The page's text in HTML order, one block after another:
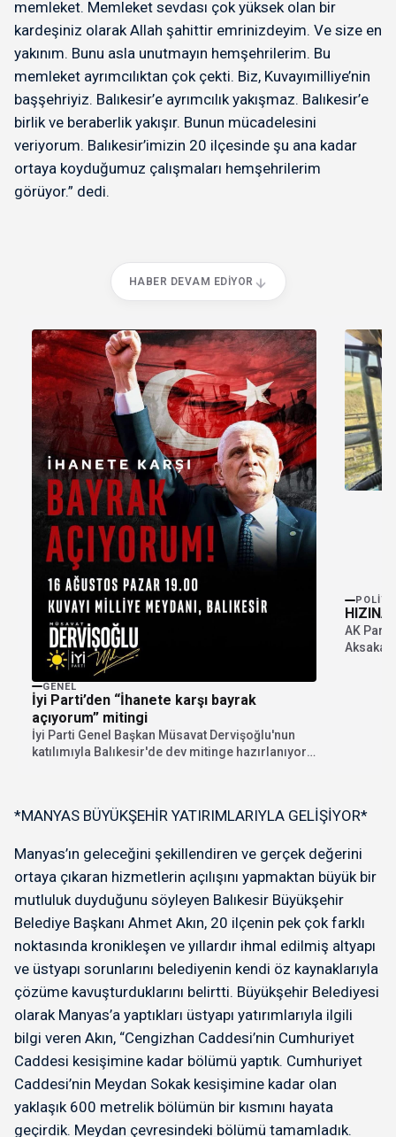
memleket. Memleket sevdası çok yüksek olan bir
kardeşiniz olarak Allah şahittir emrinizdeyim. Ve size en
yakınım. Bunu asla unutmayın hemşehrilerim. Bu
memleket ayrımcılıktan çok çekti. Biz, Kuvayımilliye’nin
başşehriyiz. Balıkesir’e ayrımcılık yakışmaz. Balıkesir’e
birlik ve beraberlik yakışır. Bunun mücadelesini
veriyorum. Balıkesir’imizin 20 ilçesinde şu ana kadar
ortaya koyduğumuz çalışmaları hemşehrilerim
görüyor.” dedi.
HABER DEVAM EDIYOR
GENEL
İyi Parti’den “İhanete karşı bayrak
açıyorum” mitingi
İyi Parti Genel Başkan Müsavat Dervişoğlu'nun
katılımıyla Balıkesir'de dev mitinge hazırlanıyor.
HIZINA
AK Parti
Aksakal
*MANYAS BÜYÜKŞEHİR YATIRIMLARIYLA GELİŞİYOR*
Manyas’ın geleceğini şekillendiren ve gerçek değerini
ortaya çıkaran hizmetlerin açılışını yapmaktan büyük bir
mutluluk duyduğunu söyleyen Balıkesir Büyükşehir
Belediye Başkanı Ahmet Akın, 20 ilçenin pek çok farklı
noktasında kronikleşen ve yıllardır ihmal edilmiş altyapı
ve üstyapı sorunlarını belediyenin kendi öz kaynaklarıyla
çözüme kavuşturduklarını belirtti. Büyükşehir Belediyesi
olarak Manyas’a yaptıkları üstyapı yatırımlarıyla ilgili
bilgi veren Akın, “Cengizhan Caddesi’nin Cumhuriyet
Caddesi kesişimine kadar bölümü yaptık. Cumhuriyet
Caddesi’nin Meydan Sokak kesişimine kadar olan
yaklaşık 600 metrelik bölümün bir kısmını hayata
geçirdik. Meydan çevresindeki bölümü tamamladık.